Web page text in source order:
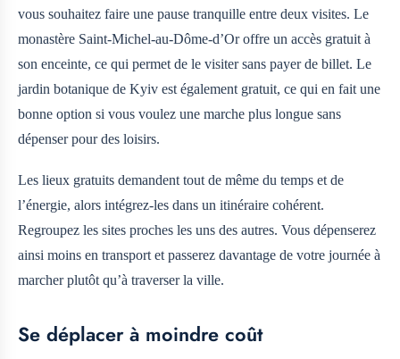
vous souhaitez faire une pause tranquille entre deux visites. Le
monastère Saint-Michel-au-Dôme-d’Or offre un accès gratuit à
son enceinte, ce qui permet de le visiter sans payer de billet. Le
jardin botanique de Kyiv est également gratuit, ce qui en fait une
bonne option si vous voulez une marche plus longue sans
dépenser pour des loisirs.
Les lieux gratuits demandent tout de même du temps et de
l’énergie, alors intégrez-les dans un itinéraire cohérent.
Regroupez les sites proches les uns des autres. Vous dépenserez
ainsi moins en transport et passerez davantage de votre journée à
marcher plutôt qu’à traverser la ville.
Se déplacer à moindre coût